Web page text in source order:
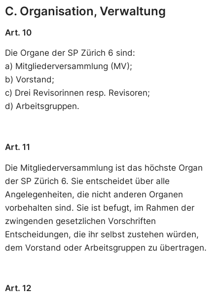
C. Organisation, Verwaltung
Art. 10
Die Organe der SP Zürich 6 sind:
a) Mitgliederversammlung (MV);
b) Vorstand;
c) Drei Revisorinnen resp. Revisoren;
d) Arbeitsgruppen.
Art. 11
Die Mitgliederversammlung ist das höchste Organ
der SP Zürich 6. Sie entscheidet über alle
Angelegenheiten, die nicht anderen Organen
vorbehalten sind. Sie ist befugt, im Rahmen der
zwingenden gesetzlichen Vorschriften
Entscheidungen, die ihr selbst zustehen würden,
dem Vorstand oder Arbeitsgruppen zu übertragen.
Art. 12